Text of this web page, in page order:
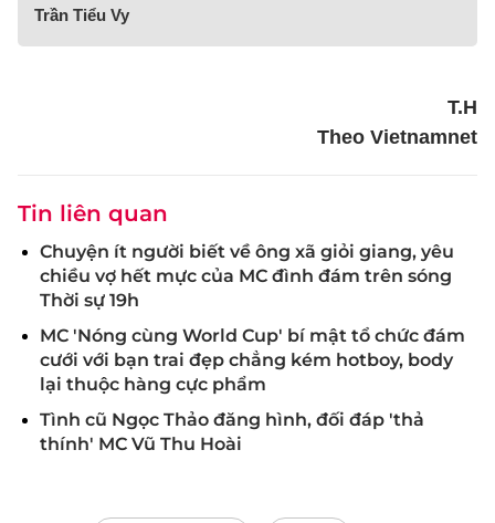
Trần Tiểu Vy
T.H
Theo Vietnamnet
Tin liên quan
Chuyện ít người biết về ông xã giỏi giang, yêu
chiều vợ hết mực của MC đình đám trên sóng
Thời sự 19h
MC 'Nóng cùng World Cup' bí mật tổ chức đám
cưới với bạn trai đẹp chẳng kém hotboy, body
lại thuộc hàng cực phẩm
Tình cũ Ngọc Thảo đăng hình, đối đáp 'thả
thính' MC Vũ Thu Hoài